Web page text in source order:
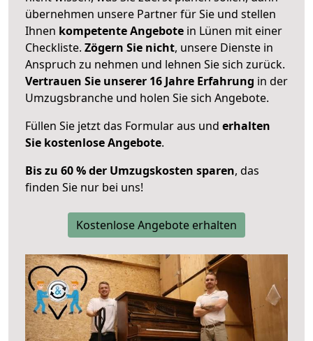
übernehmen unsere Partner für Sie und stellen
Ihnen kompetente Angebote in Lünen mit einer
Checkliste. Zögern Sie nicht, unsere Dienste in
Anspruch zu nehmen und lehnen Sie sich zurück.
Vertrauen Sie unserer 16 Jahre Erfahrung in der
Umzugsbranche und holen Sie sich Angebote.
Füllen Sie jetzt das Formular aus und erhalten
Sie kostenlose Angebote.
Bis zu 60 % der Umzugskosten sparen, das
finden Sie nur bei uns!
Kostenlose Angebote erhalten